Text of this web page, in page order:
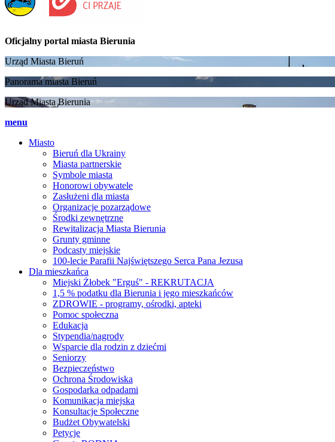
Oficjalny portal miasta Bierunia
Urząd Miasta Bieruń
Panorama miasta Bieruń
Urząd Miasta Bierunia
menu
Miasto
Bieruń dla Ukrainy
Miasta partnerskie
Symbole miasta
Honorowi obywatele
Zasłużeni dla miasta
Organizacje pozarządowe
Środki zewnętrzne
Rewitalizacja Miasta Bierunia
Grunty gminne
Podcasty miejskie
100-lecie Parafii Najświętszego Serca Pana Jezusa
Dla mieszkańca
Miejski Żłobek "Erguś" - REKRUTACJA
1,5 % podatku dla Bierunia i jego mieszkańców
ZDROWIE - programy, ośrodki, apteki
Pomoc społeczna
Edukacja
Stypendia/nagrody
Wsparcie dla rodzin z dziećmi
Seniorzy
Bezpieczeństwo
Ochrona Środowiska
Gospodarka odpadami
Komunikacja miejska
Konsultacje Społeczne
Budżet Obywatelski
Petycje